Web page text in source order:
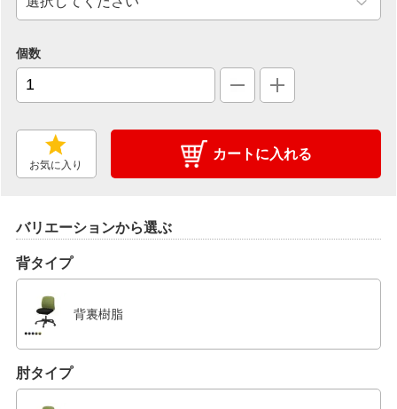
個数
お気に入り
カートに入れる
バリエーションから選ぶ
背タイプ
背裏樹脂
肘タイプ